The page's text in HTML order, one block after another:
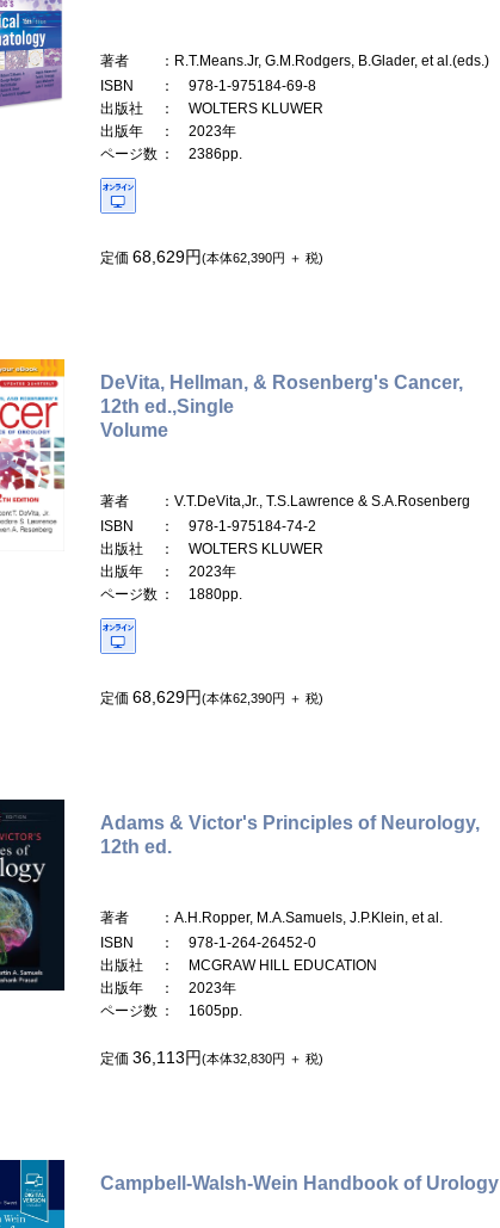
著者
：R.T.Means.Jr, G.M.Rodgers, B.Glader, et al.(eds.)
ISBN
： 978-1-975184-69-8
出版社
： WOLTERS KLUWER
出版年
： 2023年
ページ数 ： 2386pp.
定価 68,629円(本体62,390円 ＋ 税)
DeVita, Hellman, & Rosenberg's Cancer,
12th ed.,Single
Volume
著者
：V.T.DeVita,Jr., T.S.Lawrence & S.A.Rosenberg
ISBN
： 978-1-975184-74-2
出版社
： WOLTERS KLUWER
出版年
： 2023年
ページ数 ： 1880pp.
定価 68,629円(本体62,390円 ＋ 税)
Adams & Victor's Principles of Neurology,
12th ed.
著者
：A.H.Ropper, M.A.Samuels, J.P.Klein, et al.
ISBN
： 978-1-264-26452-0
出版社
： MCGRAW HILL EDUCATION
出版年
： 2023年
ページ数 ： 1605pp.
定価 36,113円(本体32,830円 ＋ 税)
Campbell-Walsh-Wein Handbook of Urology